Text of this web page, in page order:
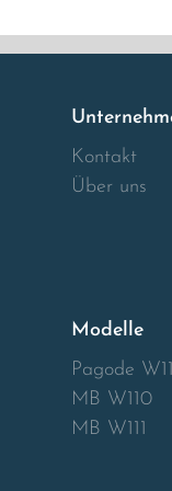
Kontakt
Über uns
Modelle
Pagode
MB W110
MB W111